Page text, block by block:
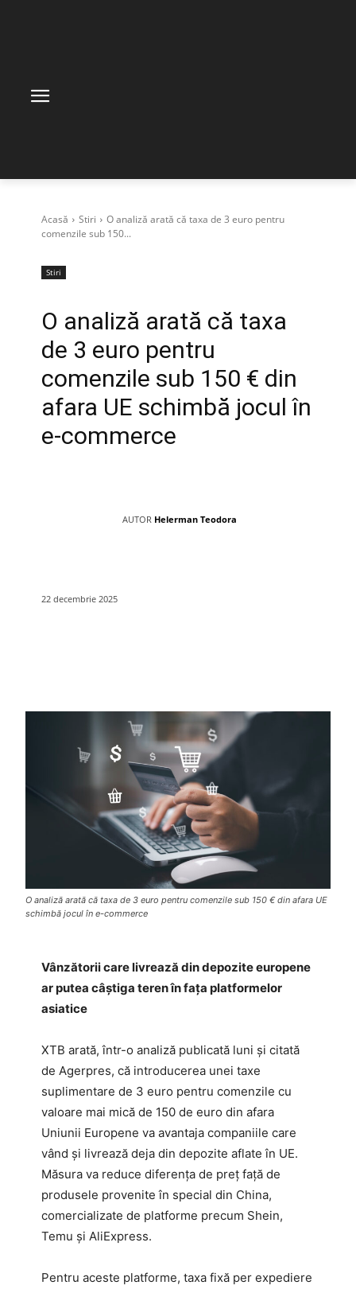
Acasă Stiri
O analiză arată că taxa de 3 euro pentru
comenzile sub 150...
Stiri
O analiză arată că taxa
de 3 euro pentru
comenzile sub 150 € din
afara UE schimbă jocul în
e-commerce
AUTOR Helerman Teodora
22 decembrie 2025
O analiză arată că taxa de 3 euro pentru comenzile sub 150 € din afara UE
schimbă jocul în e-commerce
Vânzătorii care livrează din depozite europene
ar putea câștiga teren în fața platformelor
asiatice
XTB arată, într-o analiză publicată luni și citată
de Agerpres, că introducerea unei taxe
suplimentare de 3 euro pentru comenzile cu
valoare mai mică de 150 de euro din afara
Uniunii Europene va avantaja companiile care
vând și livrează deja din depozite aflate în UE.
Măsura va reduce diferența de preț față de
produsele provenite în special din China,
comercializate de platforme precum Shein,
Temu și AliExpress.
Pentru aceste platforme, taxa fixă per expediere